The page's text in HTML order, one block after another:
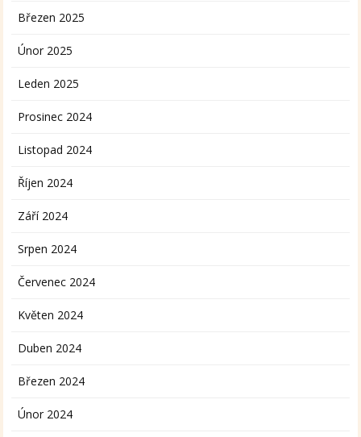
Březen 2025
Únor 2025
Leden 2025
Prosinec 2024
Listopad 2024
Říjen 2024
Září 2024
Srpen 2024
Červenec 2024
Květen 2024
Duben 2024
Březen 2024
Únor 2024